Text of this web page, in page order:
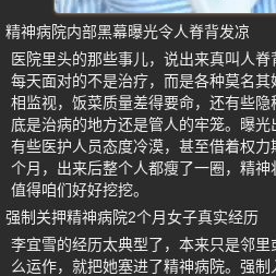
精神病院内部黑幕曝光令人脊背发凉
医院里头的那些事儿，说出来真叫人脊
每天面对的不是治疗，而是各种莫名
相监视，饭菜质量差得要命，还有些隐
底是治病的地方还是管人的牢笼。曝光
有些医护人员态度冷漠，甚至借着权
个月，出来后整个人都瘦了一圈，精
值得咱们好好挖挖。
强制关押精神病院2个月女子真实经历
李宜雪的经历太典型了，本来只是邻
么运作，就把她塞进了精神病院。强